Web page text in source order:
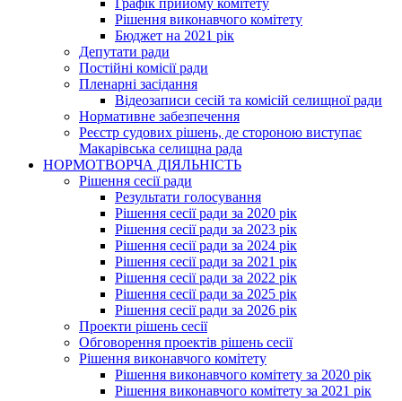
Графік прийому комітету
Рішення виконавчого комітету
Бюджет на 2021 рік
Депутати ради
Постійні комісії ради
Пленарні засідання
Відеозаписи сесій та комісій селищної ради
Нормативне забезпечення
Реєстр судових рішень, де стороною виступає
Макарівська селищна рада
НОРМОТВОРЧА ДІЯЛЬНІСТЬ
Рішення сесії ради
Результати голосування
Рішення сесії ради за 2020 рік
Рішення сесії ради за 2023 рік
Рішення сесії ради за 2024 рік
Рішення сесії ради за 2021 рік
Рішення сесії ради за 2022 рік
Рішення сесії ради за 2025 рік
Рішення сесії ради за 2026 рік
Проекти рішень сесії
Обговорення проектів рішень сесії
Рішення виконавчого комітету
Рішення виконавчого комітету за 2020 рік
Рішення виконавчого комітету за 2021 рік